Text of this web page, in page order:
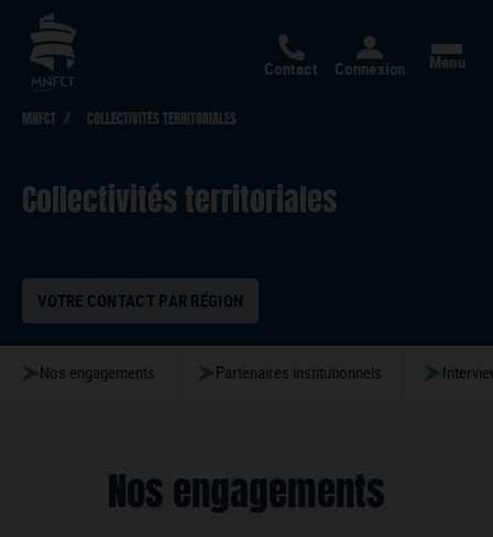
Contact Connexion Menu
MNFCT COLLECTIVITÉS TERRITORIALES
Collectivités territoriales
VOTRE CONTACT PAR RÉGION
Nos engagements Partenaires institutionnels
Nos engagements